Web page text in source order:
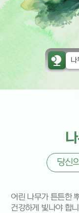
나
망
나
당신
어린 나무가 튼튼한
건강하게 빛나야 합